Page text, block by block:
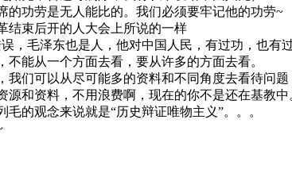
的功劳是无人能比的。我们必须要牢记他的功劳~
结束后开的人大会上所说的一样
，毛泽东也是人，他对中国人民，有过功，也有
不能从一个方面去看，要从许多的方面去看。
我们可以从尽可能多的资料和不同角度去看待问题
源和资料，不用浪费啊，现在的你不是还在基教
毛的观念来说就是“历史辩证唯物主义”。。。